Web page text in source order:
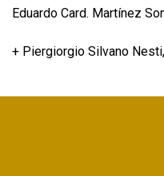
Eduardo Card. Martínez
+ Piergiorgio Silvano